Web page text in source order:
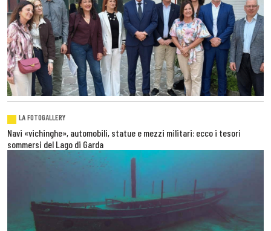
LA FOTOGALLERY
Navi «vichinghe», automobili, statue e mezzi militari: ecco i tesori
sommersi del Lago di Garda